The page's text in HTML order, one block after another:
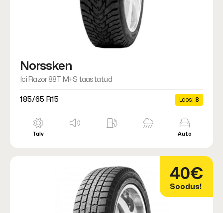
Norssken
Ici Razor 88T M+S taastatud
185/65 R15 Laos: 8
Talv Auto
40€
Soodus!